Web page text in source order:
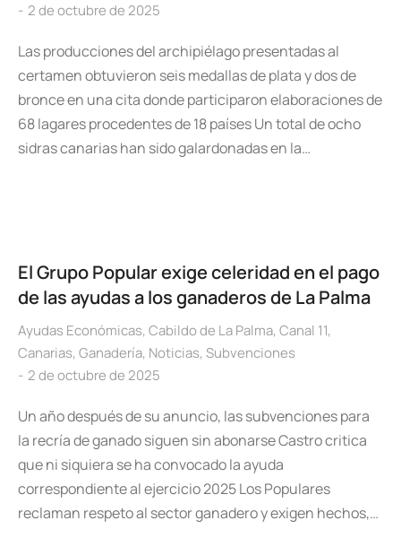
2 de octubre de 2025
Las producciones del archipiélago presentadas al
certamen obtuvieron seis medallas de plata y dos de
bronce en una cita donde participaron elaboraciones de
68 lagares procedentes de 18 países Un total de ocho
sidras canarias han sido galardonadas en la…
El Grupo Popular exige celeridad en el pago
de las ayudas a los ganaderos de La Palma
Ayudas Económicas, Cabildo de La Palma, Canal 11,
Canarias, Ganadería, Noticias, Subvenciones
2 de octubre de 2025
Un año después de su anuncio, las subvenciones para
la recría de ganado siguen sin abonarse Castro critica
que ni siquiera se ha convocado la ayuda
correspondiente al ejercicio 2025 Los Populares
reclaman respeto al sector ganadero y exigen hechos,…